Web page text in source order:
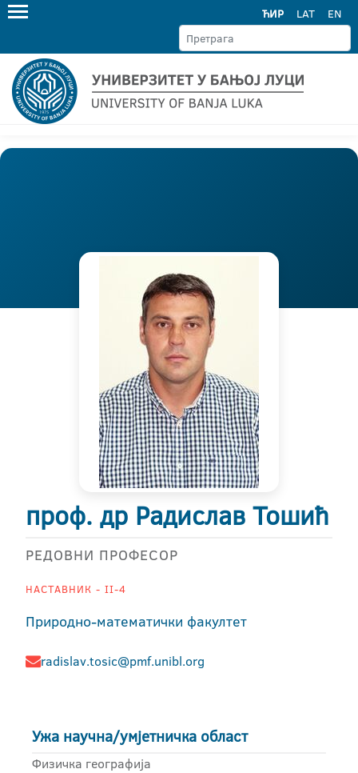
ЋИР LAT EN
проф. др Радислав Тошић
РЕДОВНИ ПРОФЕСОР
НАСТАВНИК - II-4
Природно-математички факултет
radislav.tosic@pmf.unibl.org
Ужа научна/умјетничка област
Физичка географија